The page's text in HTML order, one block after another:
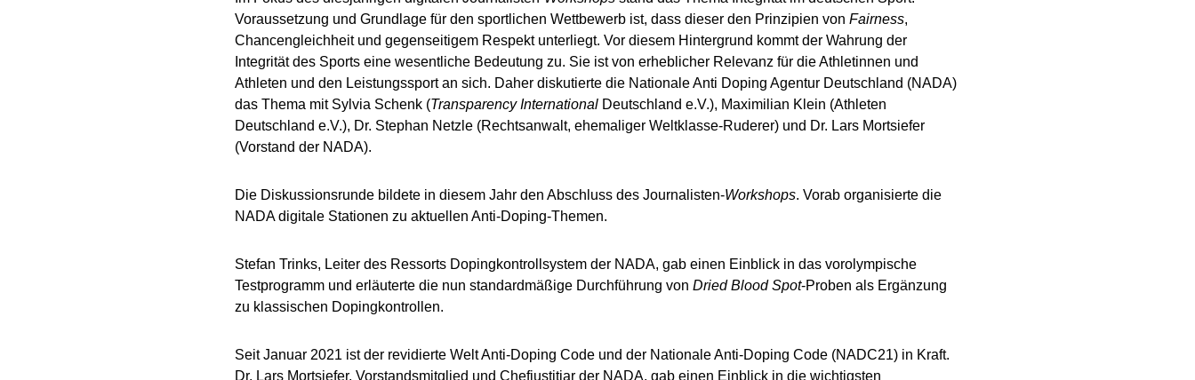
Voraussetzung und Grundlage für den sportlichen Wettbewerb ist, dass dieser den Prinzipien von Fairness,
Chancengleichheit und gegenseitigem Respekt unterliegt. Vor diesem Hintergrund kommt der Wahrung der
Integrität des Sports eine wesentliche Bedeutung zu. Sie ist von erheblicher Relevanz für die Athletinnen und
Athleten und den Leistungssport an sich. Daher diskutierte die Nationale Anti Doping Agentur Deutschland (NADA)
das Thema mit Sylvia Schenk (Transparency International Deutschland e.V.), Maximilian Klein (Athleten
Deutschland e.V.), Dr. Stephan Netzle (Rechtsanwalt, ehemaliger Weltklasse-Ruderer) und Dr. Lars Mortsiefer
(Vorstand der NADA).
Die Diskussionsrunde bildete in diesem Jahr den Abschluss des Journalisten-Workshops. Vorab organisierte die
NADA digitale Stationen zu aktuellen Anti-Doping-Themen.
Stefan Trinks, Leiter des Ressorts Dopingkontrollsystem der NADA, gab einen Einblick in das vorolympische
Testprogramm und erläuterte die nun standardmäßige Durchführung von Dried Blood Spot-Proben als Ergänzung
zu klassischen Dopingkontrollen.
Seit Januar 2021 ist der revidierte Welt Anti-Doping Code und der Nationale Anti-Doping Code (NADC21) in Kraft.
Dr. Lars Mortsiefer, Vorstandsmitglied und Chefjustitiar der NADA, gab einen Einblick in die wichtigsten